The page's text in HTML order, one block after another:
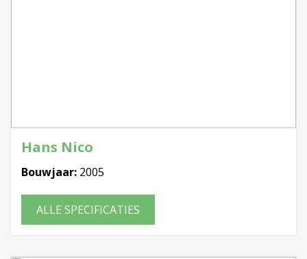
Hans Nico
Bouwjaar: 2005
ALLE SPECIFICATIES